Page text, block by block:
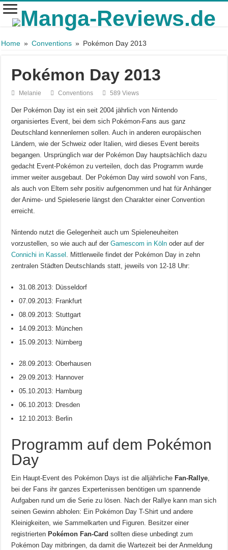
Home » Conventions » Pokémon Day 2013
Pokémon Day 2013
Melanie Conventions 589 Views
Der Pokémon Day ist ein seit 2004 jährlich von Nintendo
organisiertes Event, bei dem sich Pokémon-Fans aus ganz
Deutschland kennenlernen sollen. Auch in anderen europäischen
Ländern, wie der Schweiz oder Italien, wird dieses Event bereits
begangen. Ursprünglich war der Pokémon Day hauptsächlich dazu
gedacht Event-Pokémon zu verteilen, doch das Programm wurde
immer weiter ausgebaut. Der Pokémon Day wird sowohl von Fans,
als auch von Eltern sehr positiv aufgenommen und hat für Anhänger
der Anime- und Spieleserie längst den Charakter einer Convention
erreicht.
Nintendo nutzt die Gelegenheit auch um Spieleneuheiten
vorzustellen, so wie auch auf derGamescom in Köln oder auf der
Connichi in Kassel . Mittlerweile findet der Pokémon Day in zehn
zentralen Städten Deutschlands statt, jeweils von 12-18 Uhr:
31.08.2013: Düsseldorf
07.09.2013: Frankfurt
08.09.2013: Stuttgart
14.09.2013: München
15.09.2013: Nürnberg
28.09.2013: Oberhausen
29.09.2013: Hannover
05.10.2013: Hamburg
06.10.2013: Dresden
12.10.2013: Berlin
Programm auf dem Pokémon
Day
Ein Haupt-Event des Pokémon Days ist die alljährliche Fan-Rallye,
bei der Fans ihr ganzes Expertenissen benötigen um spannende
Aufgaben rund um die Serie zu lösen. Nach der Rallye kann man sich
seinen Gewinn abholen: Ein Pokémon Day T-Shirt und andere
Kleinigkeiten, wie Sammelkarten und Figuren. Besitzer einer
registrierten Pokémon Fan-Card sollten diese unbedingt zum
Pokémon Day mitbringen, da damit die Wartezeit bei der Anmeldung